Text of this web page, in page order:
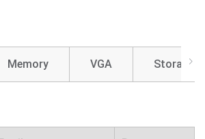
Memory VGA Storage